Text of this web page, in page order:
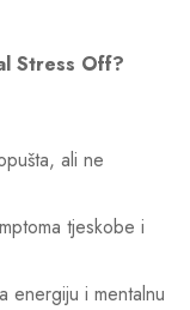
Stress Off?
ali ne
tjeskobe i
energiju i mentalnu